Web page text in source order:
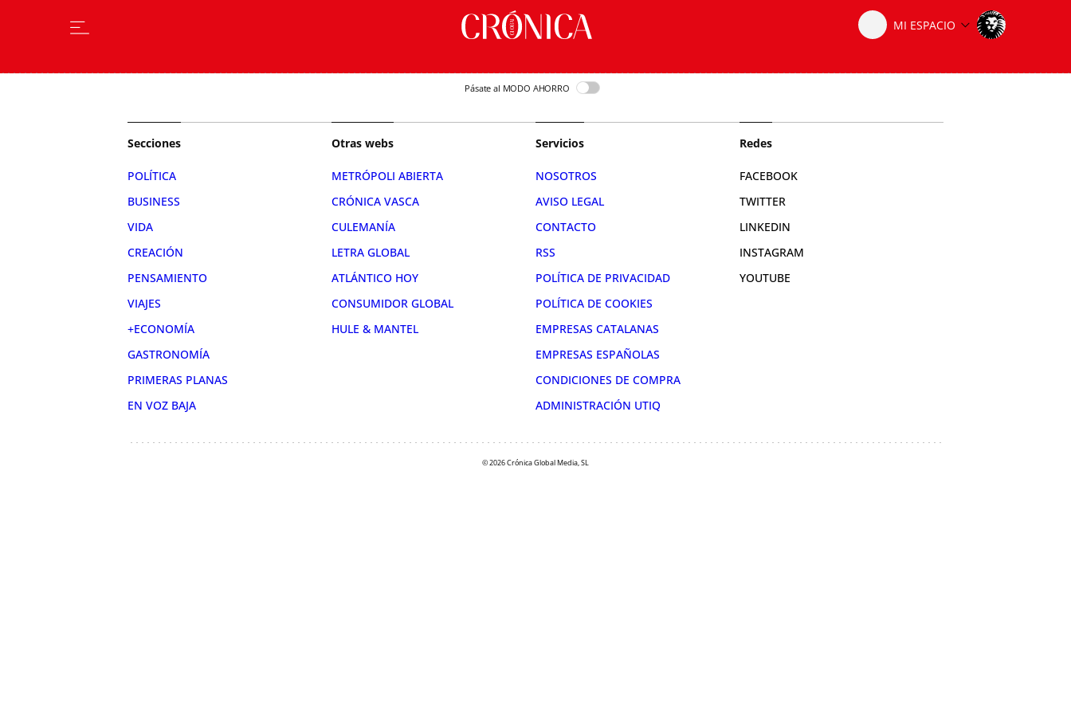
Pásate al MODO AHORRO
Secciones
POLÍTICA
BUSINESS
VIDA
CREACIÓN
PENSAMIENTO
VIAJES
+ECONOMÍA
GASTRONOMÍA
PRIMERAS PLANAS
EN VOZ BAJA
Otras webs
METRÓPOLI ABIERTA
CRÓNICA VASCA
CULEMANÍA
LETRA GLOBAL
ATLÁNTICO HOY
CONSUMIDOR GLOBAL
HULE & MANTEL
Servicios
NOSOTROS
AVISO LEGAL
CONTACTO
RSS
POLÍTICA DE PRIVACIDAD
POLÍTICA DE COOKIES
EMPRESAS CATALANAS
EMPRESAS ESPAÑOLAS
CONDICIONES DE COMPRA
ADMINISTRACIÓN UTIQ
Redes
FACEBOOK
TWITTER
LINKEDIN
INSTAGRAM
YOUTUBE
© 2026 Crónica Global Media, SL